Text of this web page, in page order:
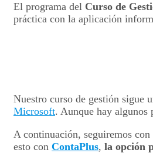
El programa del Curso de
práctica con la aplicación
Nuestro curso de gestión sigue
Microsoft. Aunque hay algunos
A continuación, seguiremos con
esto con ContaPlus, la opción